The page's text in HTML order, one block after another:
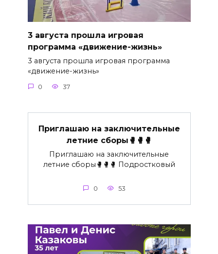
3 августа прошла игровая
программа «движение-жизнь»
3 августа прошла игровая программа
«движение-жизнь»
0 37
Приглашаю на заключительные
летние сборы🥊🥊🥊
Приглашаю на заключительные
летние сборы🥊🥊🥊 Подростковый
0 53